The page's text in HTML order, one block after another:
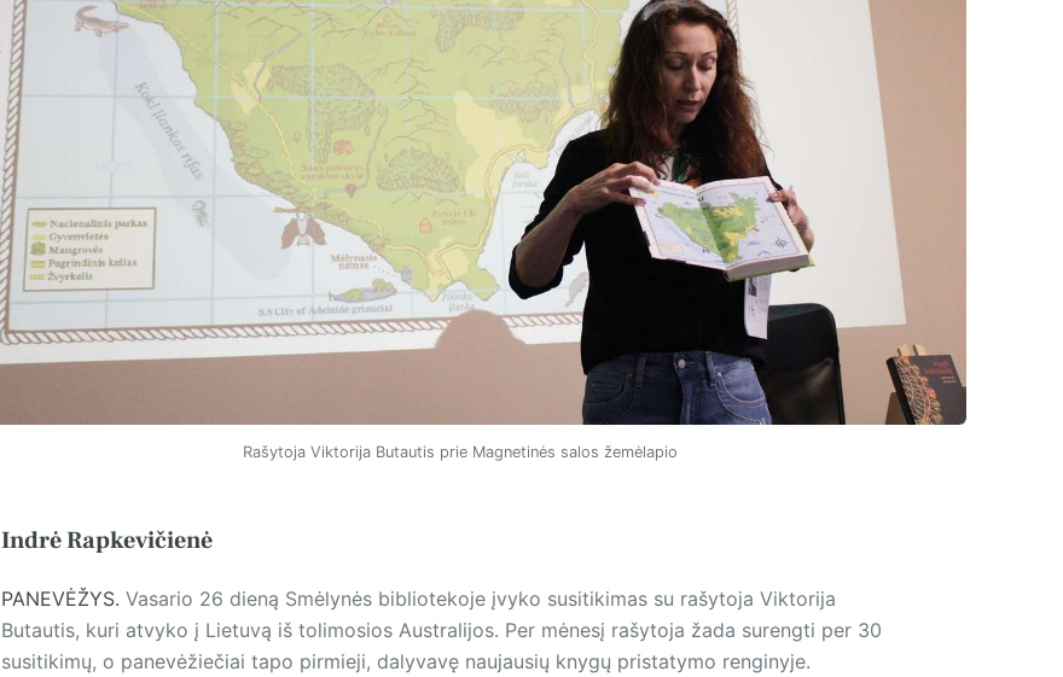
Rašytoja Viktorija Butautis prie Magnetinės salos žemėlapio
Indrė Rapkevičienė
PANEVĖŽYS. Vasario 26 dieną Smėlynės bibliotekoje įvyko susitikimas su rašytoja Viktorija
Butautis, kuri atvyko į Lietuvą iš tolimosios Australijos. Per mėnesį rašytoja žada surengti per 30
susitikimų, o panevėžiečiai tapo pirmieji, dalyvavę naujausių knygų pristatymo renginyje.